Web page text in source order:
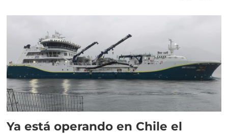
Ya está operando en Chile el